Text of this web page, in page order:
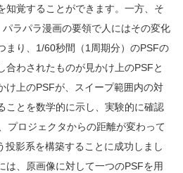
知覚することができます。一方、そ
ラパラ漫画の要領で人にはその変化
まり、1/60秒間（1周期分）のPSFの
合わされたものが見かけ上のPSFと
け上のPSFが、スイープ範囲内の対
ことを数学的に示し、実験的に確認
プロジェクタからの距離が変わって
投影系を構築することに成功しまし
は、原画像に対して一つのPSFを用